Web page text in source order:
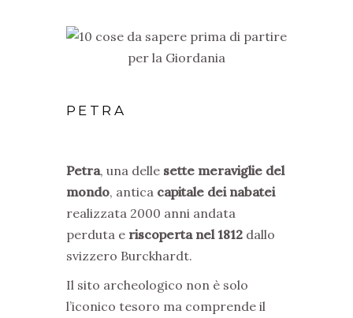
PETRA
Petra, una delle sette meraviglie del
mondo, antica capitale dei nabatei
realizzata 2000 anni andata
perduta e riscoperta nel 1812 dallo
svizzero Burckhardt.
Il sito archeologico non è solo
l’iconico tesoro ma comprende il